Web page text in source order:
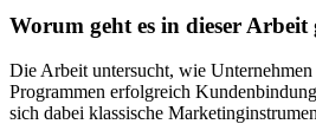
Worum geht es in dieser
Die Arbeit untersucht, wie
Programmen erfolgreich
sich dabei klassische